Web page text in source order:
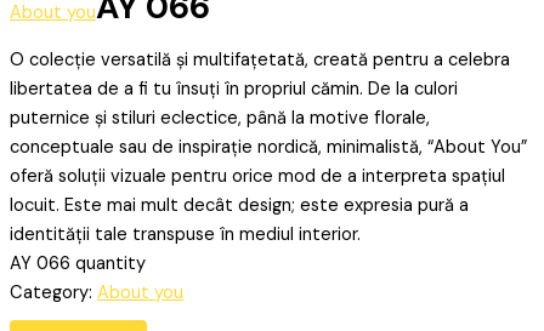
About you
O colecție versatilă și multifațetată, creată pentru a celebra
libertatea de a fi tu însuți în propriul cămin. De la culori
puternice și stiluri eclectice, până la motive florale,
conceptuale sau de inspirație nordică, minimalistă, “About You”
oferă soluții vizuale pentru orice mod de a interpreta spațiul
locuit. Este mai mult decât design; este expresia pură a
identității tale transpuse în mediul interior.
AY 066 quantity
Category: About you